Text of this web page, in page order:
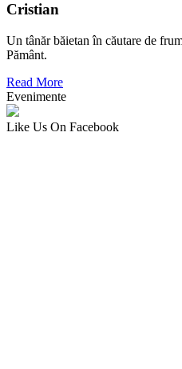
Cristian
Un tânăr băietan în căutare de
Pământ.
Read More
Evenimente
Like Us On Facebook